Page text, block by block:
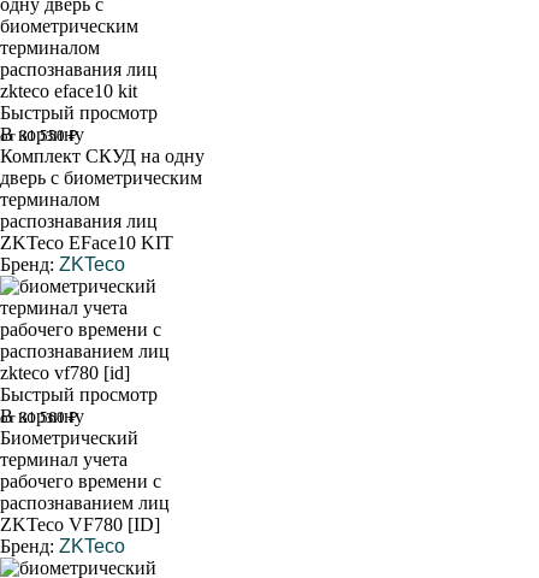
Быстрый просмотр
В корзину
от 31 550 ₽
Комплект СКУД на одну
дверь с биометрическим
терминалом
распознавания лиц
ZKTeco EFace10 KIT
Бренд: ZKTeco
Быстрый просмотр
В корзину
от 31 560 ₽
Биометрический
терминал учета
рабочего времени с
распознаванием лиц
ZKTeco VF780 [ID]
Бренд: ZKTeco